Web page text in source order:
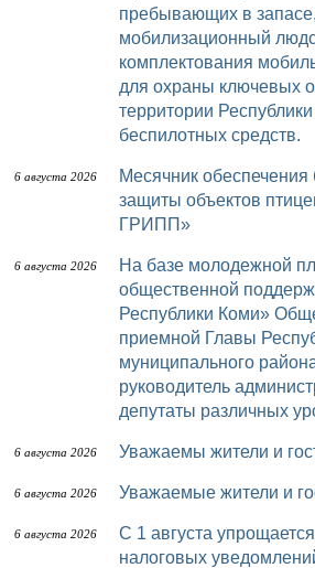
пребывающих в
мобилизационный
комплектования
для охраны ключевых
территории
беспилотных средств.
6 августа 2026
Месячник обеспечения биологической
защиты объектов
ГРИПП»
6 августа 2026
На базе молодежной площадки Штаба
общественной
Республики Коми»
приемной Главы
муниципального
руководитель
депутаты различных
6 августа 2026 Уважаемы жители и
6 августа 2026 Уважаемые жители и
6 августа 2026
С 1 августа упрощается порядок получения
налоговых